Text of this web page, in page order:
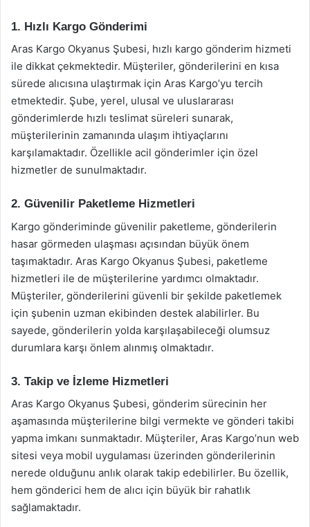
1. Hızlı Kargo Gönderimi
Aras Kargo Okyanus Şubesi, hızlı kargo gönderim hizmeti
ile dikkat çekmektedir. Müşteriler, gönderilerini en kısa
sürede alıcısına ulaştırmak için Aras Kargo’yu tercih
etmektedir. Şube, yerel, ulusal ve uluslararası
gönderimlerde hızlı teslimat süreleri sunarak,
müşterilerinin zamanında ulaşım ihtiyaçlarını
karşılamaktadır. Özellikle acil gönderimler için özel
hizmetler de sunulmaktadır.
2. Güvenilir Paketleme Hizmetleri
Kargo gönderiminde güvenilir paketleme, gönderilerin
hasar görmeden ulaşması açısından büyük önem
taşımaktadır. Aras Kargo Okyanus Şubesi, paketleme
hizmetleri ile de müşterilerine yardımcı olmaktadır.
Müşteriler, gönderilerini güvenli bir şekilde paketlemek
için şubenin uzman ekibinden destek alabilirler. Bu
sayede, gönderilerin yolda karşılaşabileceği olumsuz
durumlara karşı önlem alınmış olmaktadır.
3. Takip ve İzleme Hizmetleri
Aras Kargo Okyanus Şubesi, gönderim sürecinin her
aşamasında müşterilerine bilgi vermekte ve gönderi takibi
yapma imkanı sunmaktadır. Müşteriler, Aras Kargo’nun web
sitesi veya mobil uygulaması üzerinden gönderilerinin
nerede olduğunu anlık olarak takip edebilirler. Bu özellik,
hem gönderici hem de alıcı için büyük bir rahatlık
sağlamaktadır.